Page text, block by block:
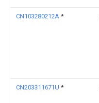
CN103280212A *
CN203311671U *